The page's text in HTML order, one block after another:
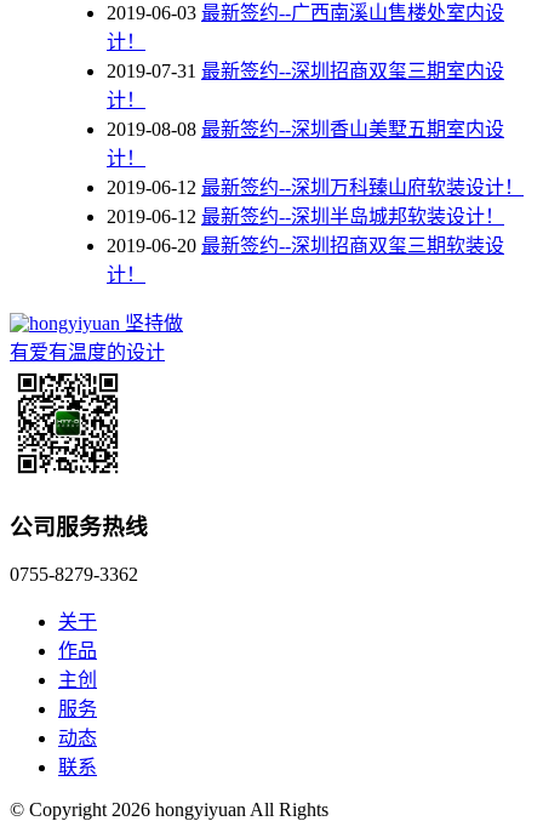
2019-06-03 最新签约--广西南溪山售楼处室内设
计！
2019-07-31 最新签约--深圳招商双玺三期室内设
计！
2019-08-08 最新签约--深圳香山美墅五期室内设
计！
2019-06-12 最新签约--深圳万科臻山府软装设计！
2019-06-12 最新签约--深圳半岛城邦软装设计！
2019-06-20 最新签约--深圳招商双玺三期软装设
计！
坚持做
有爱有温度的设计
公司服务热线
0755-8279-3362
关于
作品
主创
服务
动态
联系
© Copyright 2026 hongyiyuan All Rights